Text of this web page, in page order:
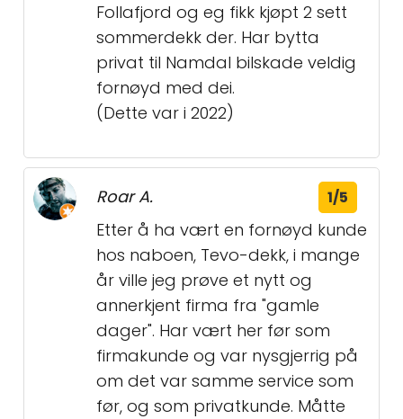
Follafjord og eg fikk kjøpt 2 sett
sommerdekk der. Har bytta
privat til Namdal bilskade veldig
fornøyd med dei.
(Dette var i 2022)
Roar A. 1/5
Etter å ha vært en fornøyd kunde
hos naboen, Tevo-dekk, i mange
år ville jeg prøve et nytt og
annerkjent firma fra "gamle
dager". Har vært her før som
firmakunde og var nysgjerrig på
om det var samme service som
før, og som privatkunde. Måtte